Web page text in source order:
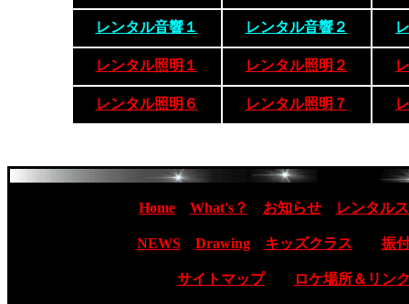
レンタル音響１ レンタル音響２
レンタル照明１ レンタル照明２
レンタル照明６ レンタル照明７
Home What's？ お知らせ レンタル
NEWS Drawing キッズクラス 振
サイトマップ ロケ場所＆リン